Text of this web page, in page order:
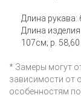
Длина рукава:
Длина
107см; р.
* Замеры могут
зависимости от
особенностям